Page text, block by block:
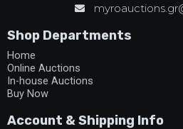
Shop Departments
Home
Online Auctions
In-house Auctions
Buy Now
Account & Shipping Info